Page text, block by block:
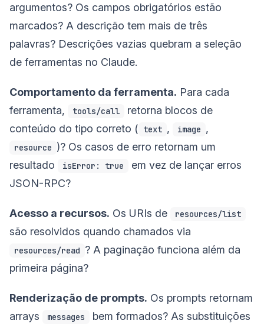
argumentos? Os campos obrigatórios estão
marcados? A descrição tem mais de três
palavras? Descrições vazias quebram a seleção
de ferramentas no Claude.
Comportamento da ferramenta. Para cada
ferramenta,
tools/call
retorna blocos de
conteúdo do tipo correto ( text , image ,
resource )? Os casos de erro retornam um
resultado
isError: true
em vez de lançar erros
JSON-RPC?
Acesso a recursos. Os URIs de resources/list
são resolvidos quando chamados via
resources/read ? A paginação funciona além da
primeira página?
Renderização de prompts. Os prompts retornam
arrays
messages
bem formados? As substituições